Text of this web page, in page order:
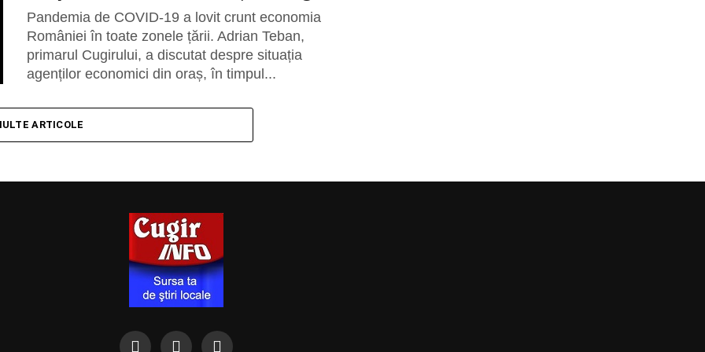
Pandemia de COVID-19 a lovit crunt economia
României în toate zonele țării. Adrian Teban,
primarul Cugirului, a discutat despre situația
agenților economici din oraș, în timpul...
ARTICOLE